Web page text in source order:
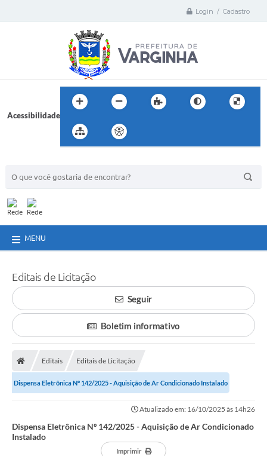
Login / Cadastro
Acessibilidade
MENU
Editais de Licitação
Seguir
Boletim informativo
Editais Editais de Licitação
Dispensa Eletrônica Nº 142/2025 - Aquisição de Ar Condicionado Instalado
Atualizado em: 16/10/2025 às 14h26
Dispensa Eletrônica Nº 142/2025 - Aquisição de Ar Condicionado
Instalado
Imprimir